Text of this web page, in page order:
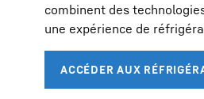
combinent des
une expérience de